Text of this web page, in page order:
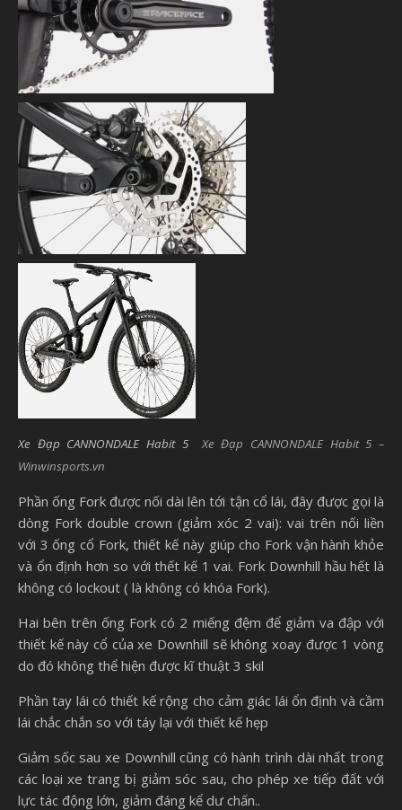
Xe Đạp CANNONDALE Habit 5 Xe Đạp CANNONDALE Habit 5 –
Winwinsports.vn
Phần ống Fork được nối dài lên tới tận cổ lái, đây được gọi là
dòng Fork double crown (giảm xóc 2 vai): vai trên nối liền
với 3 ống cổ Fork, thiết kế này giúp cho Fork vận hành khỏe
và ổn định hơn so với thết kế 1 vai. Fork Downhill hầu hết là
không có lockout ( là không có khóa Fork).
Hai bên trên ống Fork có 2 miếng đệm để giảm va đập với
thiết kế này cổ của xe Downhill sẽ không xoay được 1 vòng
do đó không thể hiện được kĩ thuật 3 skil
Phần tay lái có thiết kế rộng cho cảm giác lái ổn định và cầm
lái chắc chắn so với táy lại với thiết kế hẹp
Giảm sốc sau xe Downhill cũng có hành trình dài nhất trong
các loại xe trang bị giảm sóc sau, cho phép xe tiếp đất với
lực tác động lớn, giảm đáng kể dư chấn..